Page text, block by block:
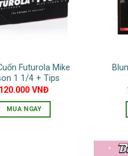
Futurola Mike
1 1/4 + Tips
120.000VNĐ
MUA NGAY